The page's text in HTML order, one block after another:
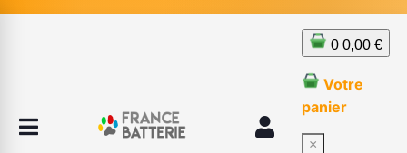
0 0,00 €
Votre
panier
×